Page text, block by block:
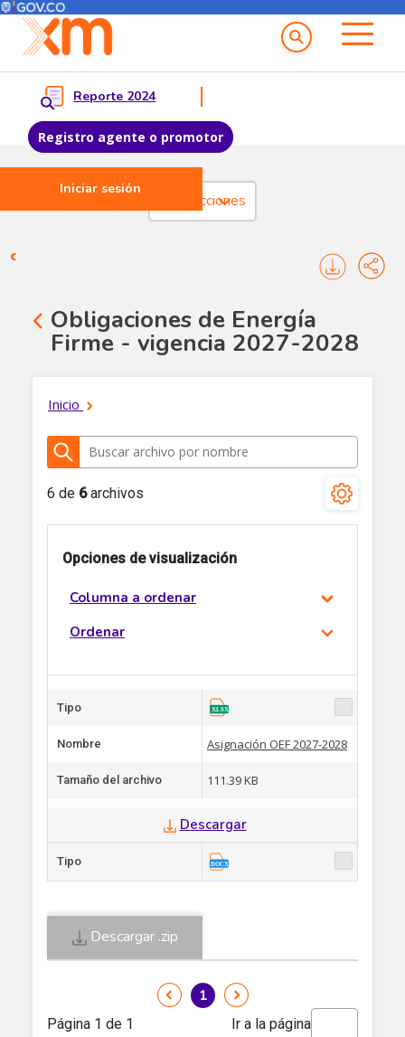
Pasar al contenido principal
Menú del Usuario
Reporte 2024
Registro agente o promotor
Iniciar sesión
Menu principal
Transacciones - Cargo por
Transacciones
Obligaciones de Energía
Firme - vigencia 2027-2028